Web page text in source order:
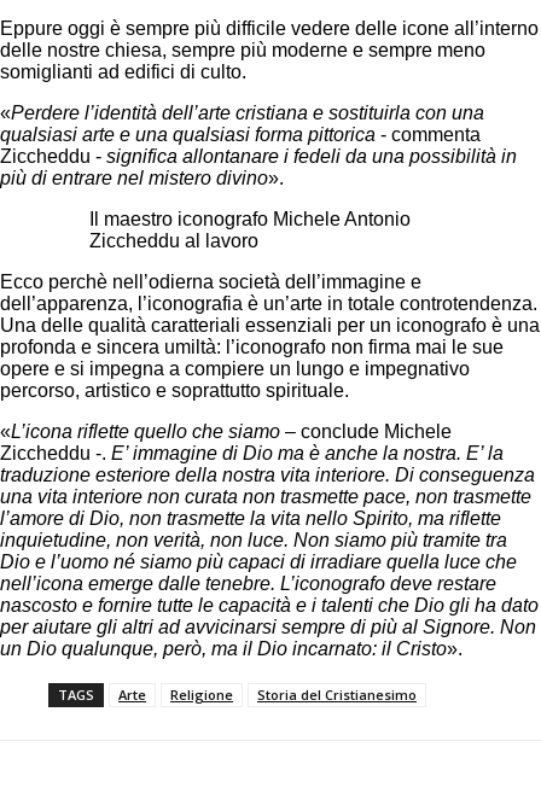
Eppure oggi è sempre più difficile vedere delle icone all’interno
delle nostre chiesa, sempre più moderne e sempre meno
somiglianti ad edifici di culto.
«Perdere l’identità dell’arte cristiana e sostituirla con una
qualsiasi arte e una qualsiasi forma pittorica - commenta
Ziccheddu - significa allontanare i fedeli da una possibilità in
più di entrare nel mistero divino».
Il maestro iconografo Michele Antonio
Ziccheddu al lavoro
Ecco perchè nell’odierna società dell’immagine e
dell’apparenza, l’iconografia è un’arte in totale controtendenza.
Una delle qualità caratteriali essenziali per un iconografo è una
profonda e sincera umiltà: l’iconografo non firma mai le sue
opere e si impegna a compiere un lungo e impegnativo
percorso, artistico e soprattutto spirituale.
«L’icona riflette quello che siamo – conclude Michele
Ziccheddu -. E’ immagine di Dio ma è anche la nostra. E’ la
traduzione esteriore della nostra vita interiore. Di conseguenza
una vita interiore non curata non trasmette pace, non trasmette
l’amore di Dio, non trasmette la vita nello Spirito, ma riflette
inquietudine, non verità, non luce. Non siamo più tramite tra
Dio e l’uomo né siamo più capaci di irradiare quella luce che
nell’icona emerge dalle tenebre. L’iconografo deve restare
nascosto e fornire tutte le capacità e i talenti che Dio gli ha dato
per aiutare gli altri ad avvicinarsi sempre di più al Signore. Non
un Dio qualunque, però, ma il Dio incarnato: il Cristo».
TAGS Arte Religione Storia del Cristianesimo